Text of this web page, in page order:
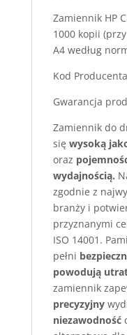
Zamiennik HP
1000 kopii
A4 według
Kod
Gwarancja
Zamiennik do
się wysoką
oraz
wydajnością.
zgodnie z
branży i
przyznanymi
ISO 14001.
pełni
powodują
zamiennik
precyzyjny
niezawodność